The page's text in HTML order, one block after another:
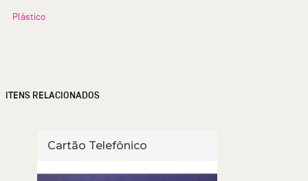
Plástico
ITENS RELACIONADOS
Cartão Telefônico